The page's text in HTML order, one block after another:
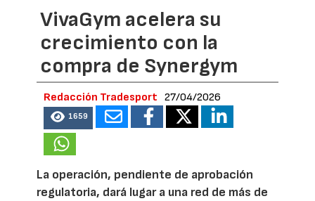
VivaGym acelera su
crecimiento con la
compra de Synergym
Redacción Tradesport 27/04/2026
1659
La operación, pendiente de aprobación
regulatoria, dará lugar a una red de más de